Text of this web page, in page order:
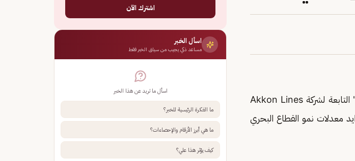
) عن إضافة خدمة الشحن الجديدة "FES " التابعة لشركة Akkon Lines
معدلات نمو القطاع البحري
اشترك الآن
اسأل الخبر
مساعد ذكي يجيب من سياق الخبر فقط
اسأل ما تريد عن هذا الخبر
ما الفكرة الرئيسية للخبر؟
ما هي أبرز الأرقام والإحصاءات؟
كيف يؤثر هذا علي؟